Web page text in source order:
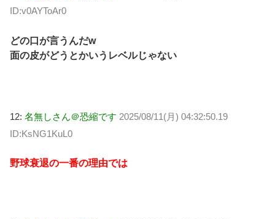
ID:v0AYToAr0
どの口が言うんだw
面の皮がどうとかいうレベルじゃない
12: 名無しさん＠恐縮です 2025/08/11(月) 04:32:50.19
ID:KsNG1KuL0
野球衰退の一番の理由では